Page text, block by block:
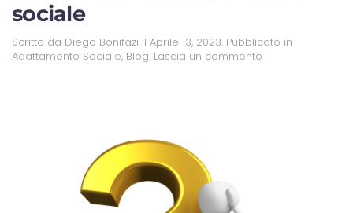
sociale
Scritto da Diego Bonifazi il Aprile 13, 2023. Pubblicato in
Adattamento Sociale, Blog. Lascia un commento